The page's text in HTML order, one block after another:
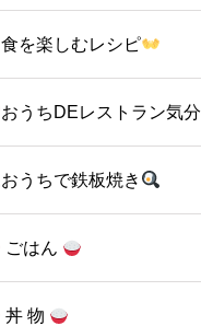
食を楽しむレシピ
おうちDEレストラン気分
おうちで鉄板焼き
ごはん
丼 物